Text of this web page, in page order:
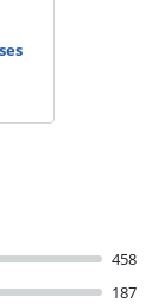
458
187